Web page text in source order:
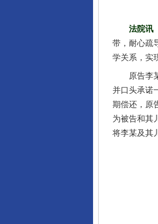
法院讯
带，耐心疏
学关系，实
原告李某
并口头承诺
期偿还，原
为被告和其
将李某及其